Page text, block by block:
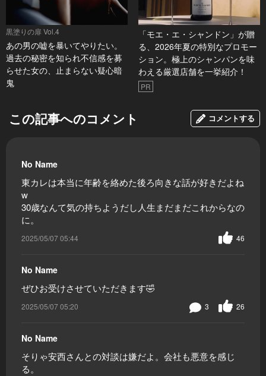
黒塗りの扉 Vol.4
あの男の嘘を暴いてやりたい。
過去の秘密を知られ不信感を募
らせた女の、止まらない疑心暗
鬼
「モエ・エ・シャンドン」が贈
る、2026年夏の特別なプロモー
ション。極上のシャンパンを味
わえる厳選店舗を一挙紹介！
PR
この記事へのコメント コメントする
No Name
東カレは本当に年齢を絡めた後ろ向きな話が好きだよね
w
30歳なんて気の持ちようだし人生まだまだこれからなの
に。
2025/05/07 05:44 46
No Name
ぜひお受けさせていただきます🤣
2025/05/07 05:20 26
3
No Name
そりゃ安西さんとの対談は嫌だよ。会社も悪意を感じ
る。